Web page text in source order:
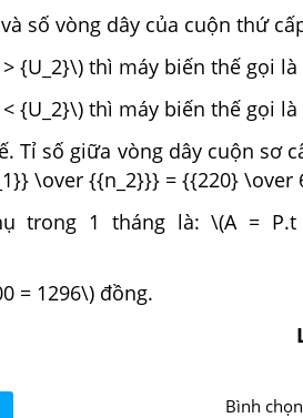
số vòng dây của cuộn thứ
{U_2}\) thì máy biến thế gọi
{U_2}\) thì máy biến thế gọi
Tỉ số giữa vòng dây cuộn sơ
\over {{n_2}}} = {{220} \over
trong 1 tháng là: \(A = P.t
= 1296\) đồng.
Bình